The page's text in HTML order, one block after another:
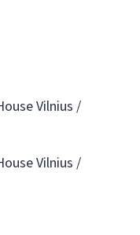
Vilnius /
Vilnius /